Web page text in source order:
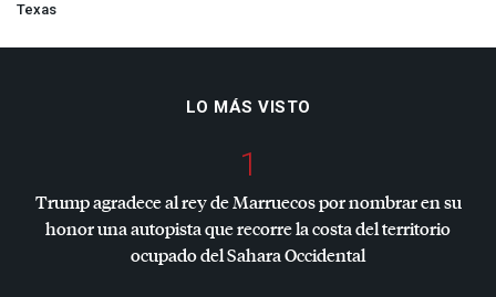
Texas
LO MÁS VISTO
1
Trump agradece al rey de Marruecos por nombrar en su
honor una autopista que recorre la costa del territorio
ocupado del Sahara Occidental